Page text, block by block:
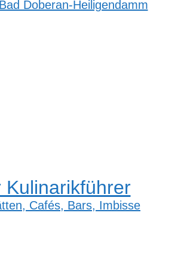
Doberan-Heiligendamm
Kulinarikführer
Cafés, Bars, Imbisse